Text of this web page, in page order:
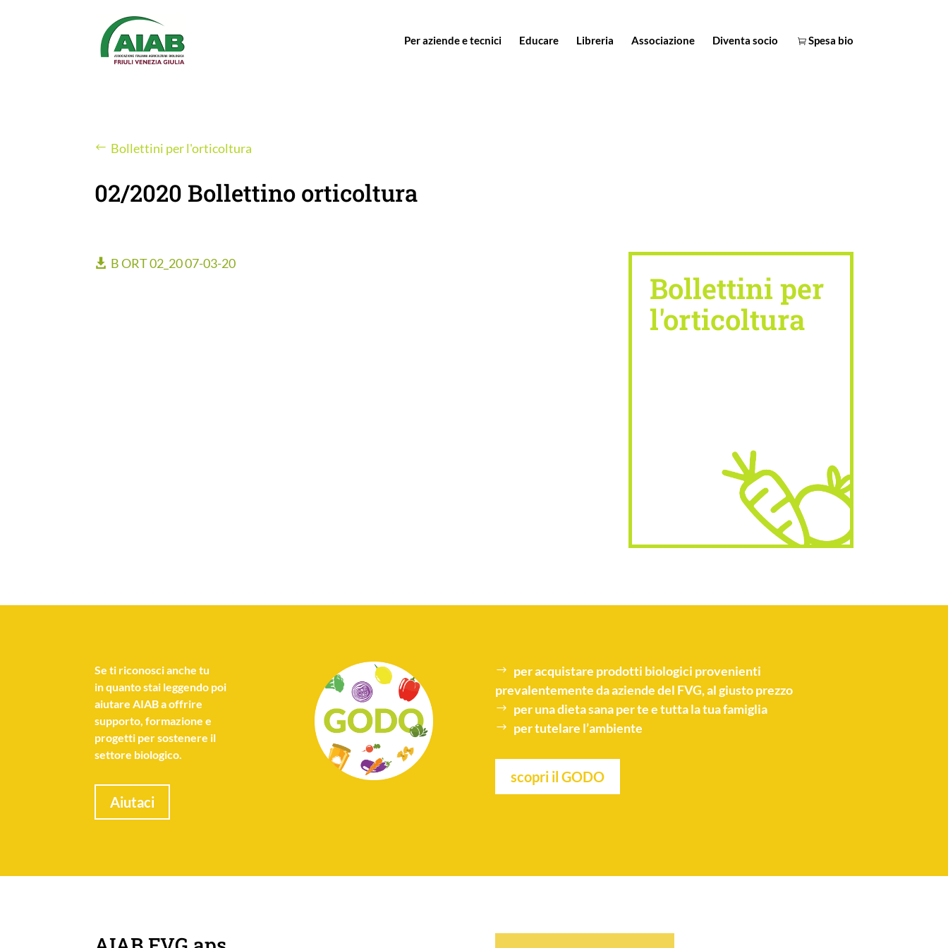
Per aziende e tecnici Educare Libreria Associazione Diventa socio Spesa bio
Bollettini per l'orticoltura
02/2020 Bollettino orticoltura
B ORT 02_20 07-03-20
Bollettini per
l'orticoltura
Seti riconosci anche tu
in quanto stai leggendo poi
aiutare AIAB a offrire
supporto, formazione e
progetti per sostenere il
settore biologico.
Aiutaci
per acquistare prodotti biologici provenienti
prevalentemente da aziende del FVG, al giusto prezzo
per unadieta sanaper te e tutta la tua famiglia
per tutelare l’ambiente
scopri il GODO